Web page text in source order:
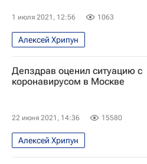
Московский урбанистический
1 июля 2021, 12:56 1063
Алексей Хрипун
Распространение коронавируса
Коронавирус в России
Вакцинация россиян от COVID-19
Депздрав оценил ситуацию с
коронавирусом в Москве
22 июня 2021, 14:36 15580
Алексей Хрипун
Распространение коронавируса